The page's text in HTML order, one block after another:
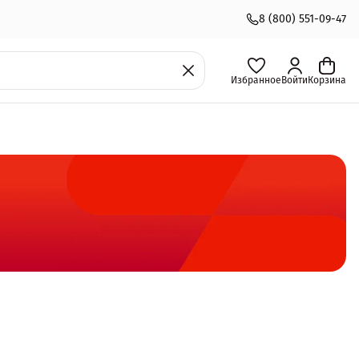
8 (800) 551-09-47
Избранное Войти Корзина